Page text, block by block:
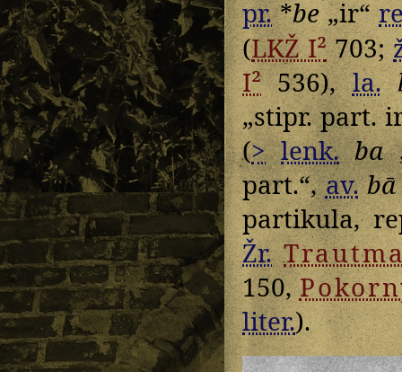
pr.*be„ir“
(LKŽ I²703;
I²536),la.
„stipr. part.
(> lenk. ba
part.“,av. bā
partikula,
Žr.
150,
liter.).